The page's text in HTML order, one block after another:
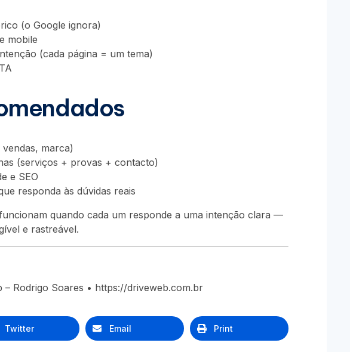
(o Google ignora)
mobile
(cada página = um tema)
marca)
(serviços + provas + contacto)
e SEO
responda às dúvidas reais
quando cada um responde a uma intenção clara —
e rastreável.
– Rodrigo Soares • https://driveweb.com.br
Twitter Email Print